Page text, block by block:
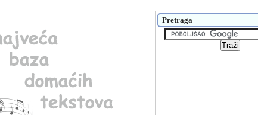
Pretraga